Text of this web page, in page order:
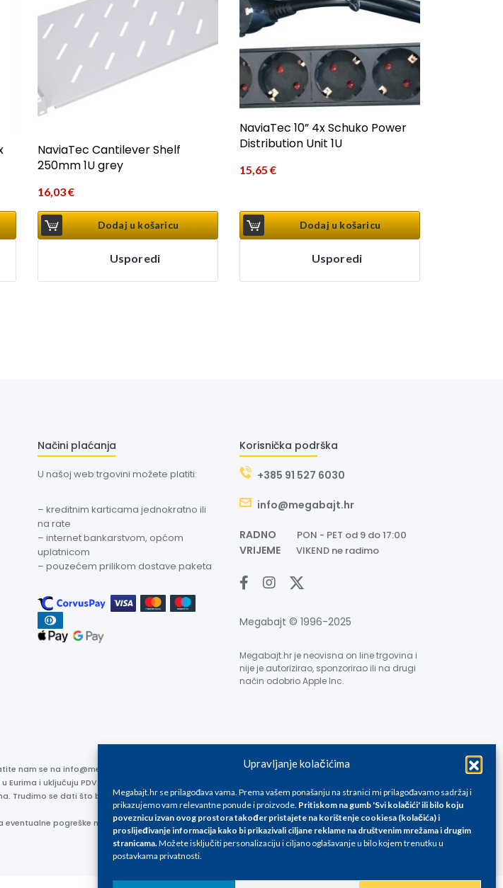
Upravljanje kolačićima
Megabajt.hr se prilagođava vama. Prema vašem ponašanju na stranici mi prilagođavamo sadržaj i
prikazujemo vam relevantne ponude i proizvode. Pritiskom na gumb 'Svi kolačići' ili bilo koju
poveznicu izvan ovog prostora također pristajete na korištenje cookiesa (kolačića) i
proslijeđivanje informacija kako bi prikazivali ciljane reklame na društvenim mrežama i drugim
stranicama.Možete isključiti personalizaciju i ciljano oglašavanje u bilo kojem trenutku u
postavkama privatnosti.
NaviaTec Cantilever Shelf
250mm 1U grey
16,03€
Dodaj u košaricu
Usporedi
NaviaTec 10” 4x Schuko Power
Distribution Unit 1U
15,65 €
Dodaj u košaricu
Usporedi
Načini plaćanja
U našoj web trgovini možete platiti:
– kreditnim karticama jednokratno ili
na rate
– internet bankarstvom, općom
uplatnicom
– pouzećem prilikom dostave paketa
Korisnička podrška
+385 91 527 6030
info@megabajt.hr
RADNO PON - PET od 9 do 17:00
VRIJEME VIKEND ne radimo
Megabajt © 1996-2025
Megabajt.hr je neovisna on line trgovina i
nije je autorizirao, sponzorirao ili na drugi
način odobrio Apple Inc.
nam se na info@megabajt.hr. Sve cijene su informativnog karaktera i podložne su promjenama, a
i uključuju PDV. Sve cijene su iskazane isključivo za kupovinu putem webshop-a i mogu
Trudimo se dati što bolji i točniji opis i sliku. Unatoč tome, ne možemo garantirati da su svi
pogreške nastale u opisu proizvoda, greške prilikom štampanja te promjene cijena.